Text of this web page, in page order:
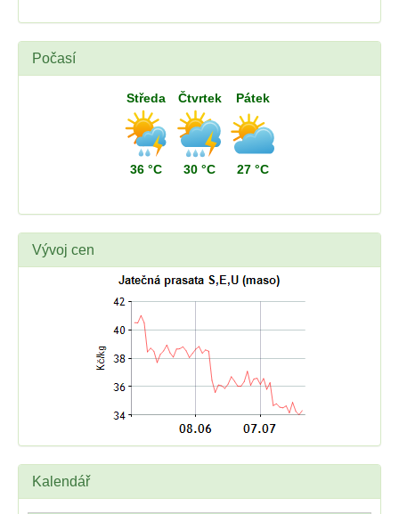
Počasí
Středa
36 °C
Čtvrtek
30 °C
Pátek
27 °C
Vývoj cen
Kalendář